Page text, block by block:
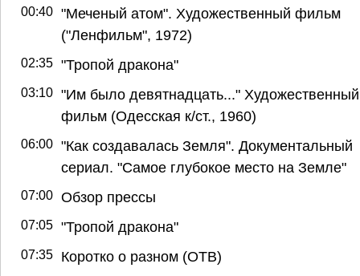
00:40 "Меченый атом". Художественный фильм
("Ленфильм", 1972)
02:35 "Тропой дракона"
03:10 "Им было девятнадцать..." Художественный
фильм (Одесская к/ст., 1960)
06:00 "Как создавалась Земля". Документальный
сериал. "Самое глубокое место на Земле"
07:00 Обзор прессы
07:05 "Тропой дракона"
07:35 Коротко о разном (ОТВ)